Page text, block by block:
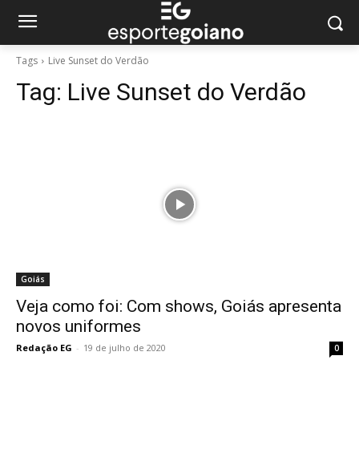
Tags Live Sunset do Verdão
Tag: Live Sunset do Verdão
Goiás
Veja como foi: Com shows, Goiás apresenta
novos uniformes
Redação EG - 19 de julho de 2020 0